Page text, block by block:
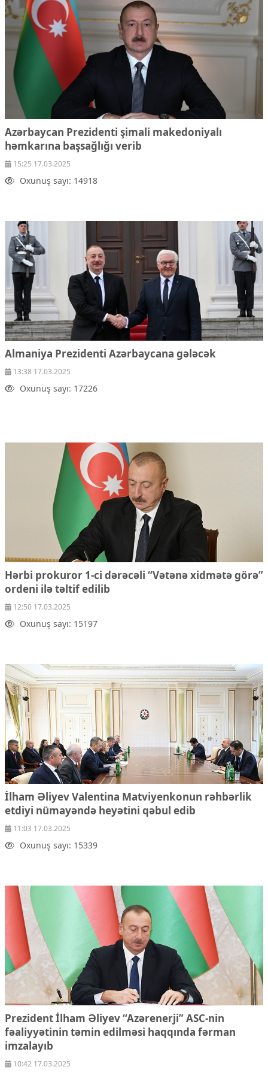
Ekologiya
Zəfər - 5
Gənclər və İdman
Media və QHT
Hadisə
Sağlamlıq
Mənəvi dəyərlər
Texnologiya
Mətbuat-150
Əlaqə
Missiyamız
Azərbaycan Prezidenti şimali makedoniyalı
həmkarına başsağlığı verib
15:25 17.03.2025
Oxunuş sayı: 14918
Almaniya Prezidenti Azərbaycana gələcək
13:38 17.03.2025
Oxunuş sayı: 17226
Hərbi prokuror 1-ci dərəcəli “Vətənə xidmətə görə”
ordeni ilə təltif edilib
12:50 17.03.2025
Oxunuş sayı: 15197
İlham Əliyev Valentina Matviyenkonun rəhbərlik
etdiyi nümayəndə heyətini qəbul edib
11:03 17.03.2025
Oxunuş sayı: 15339
Prezident İlham Əliyev “Azərenerji” ASC-nin
fəaliyyətinin təmin edilməsi haqqında fərman
imzalayıb
10:42 17.03.2025